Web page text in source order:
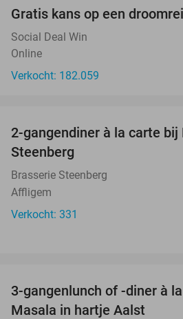
Gratis kans op een
Social Deal Win
Online
Verkocht: 182.059
2-gangendiner à la carte bij
Steenberg
Brasserie Steenberg
Affligem
Verkocht: 331
3-gangenlunch of -diner à
Masala in hartje Aalst